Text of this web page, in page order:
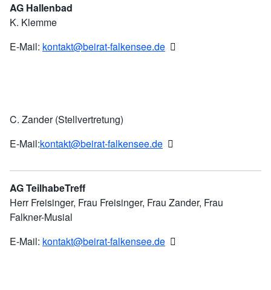
AG Hallenbad
K. Klemme
E-Mail: kontakt@beirat-falkensee.de
C. Zander (Stellvertretung)
E-Mail:kontakt@beirat-falkensee.de
AG TeilhabeTreff
Herr Freisinger, Frau Freisinger, Frau Zander, Frau
Falkner-Musial
E-Mail: kontakt@beirat-falkensee.de